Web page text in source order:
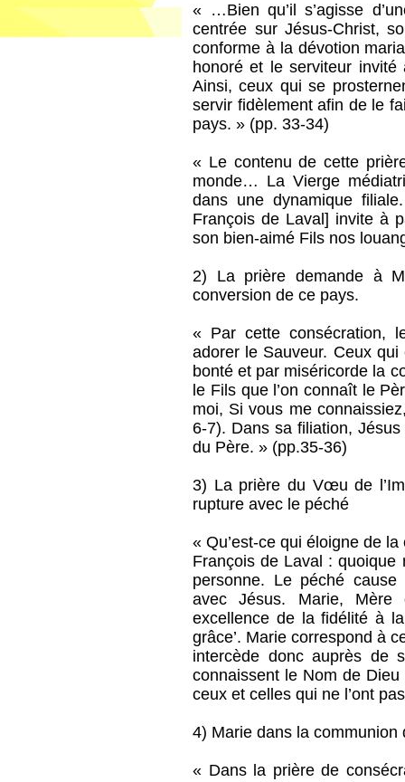
« …Bien qu’il s’agisse
centrée sur Jésus-Christ,
conforme à la dévotion
honoré et le serviteur invité
Ainsi, ceux qui se
servir fidèlement afin de le
pays. » (pp. 33-34)
« Le contenu de cette
monde… La Vierge
dans une dynamique
François de Laval] invite à
son bien-aimé Fils nos
2) La prière demande à
conversion de ce pays.
« Par cette consécration,
adorer le Sauveur. Ceux
bonté et par miséricorde la
le Fils que l’on connaît le
moi, Si vous me
6-7). Dans sa filiation,
du Père. » (pp.35-36)
3) La prière du Vœu de
rupture avec le péché
« Qu’est-ce qui éloigne de
François de Laval : quoique
personne. Le péché
avec Jésus. Marie, Mère
excellence de la fidélité à
grâce’. Marie correspond à
intercède donc auprès de
connaissent le Nom de
ceux et celles qui ne l’ont
4) Marie dans la communion
« Dans la prière de